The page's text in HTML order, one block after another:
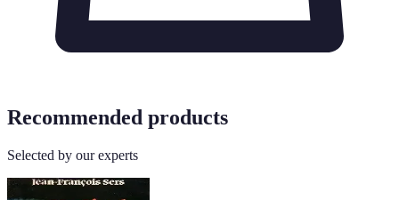
Recommended products
Selected by our experts